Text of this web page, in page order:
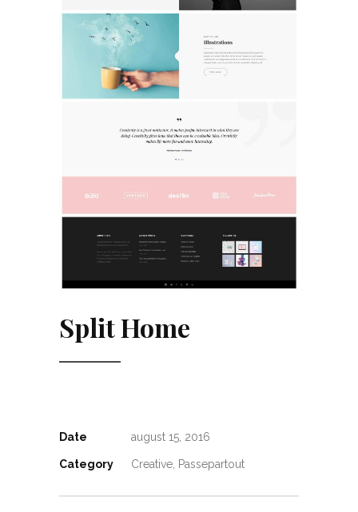
Split Home
Date august 15, 2016
Category Creative, Passepartout